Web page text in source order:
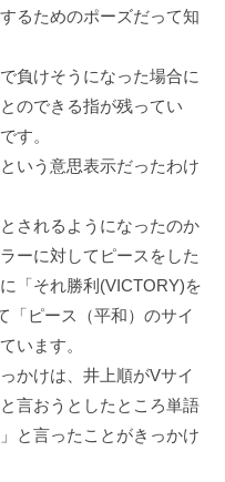
るためのポーズだって知
負けそうになった場合に
のできる指が残ってい
す。
いう意思表示だったわけ
されるようになったのか
ーに対してピースをした
「それ勝利(VICTORY)を
「ピース（平和）のサイ
います。
かけは、井上順がVサイ
言おうとしたところ単語
と言ったことがきっかけ